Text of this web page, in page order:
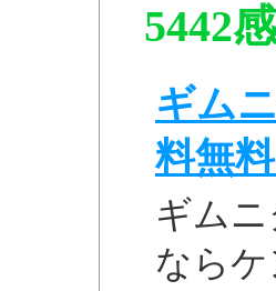
5442
ギム
料無
ギム
なら